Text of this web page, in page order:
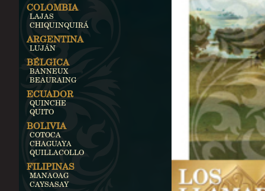
COLOMBIA
LAJAS
CHIQUINQUIRÁ
ARGENTINA
LUJÁN
BÉLGICA
BANNEUX
BEAURAING
ECUADOR
QUINCHE
QUITO
BOLIVIA
COTOCA
CHAGUAYA
QUILLACOLLO
FILIPINAS
MANAOAG
CAYSASAY